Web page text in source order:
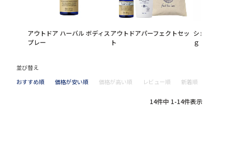
アウトドア ハーバル ボディス
プレー
アウトドアパーフェクトセッ
ト
ショルダー
ｇ
並び替え
おすすめ順
価格が安い順 価格が高い順 レビュー順 新着順
14件中 1-14件表示